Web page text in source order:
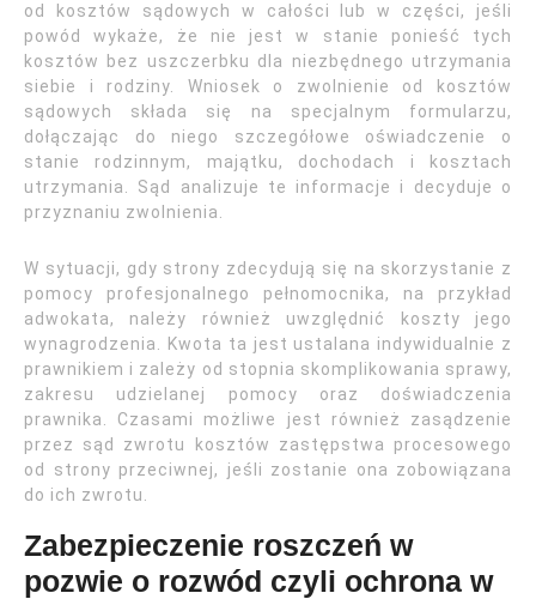
od kosztów sądowych w całości lub w części, jeśli
powód wykaże, że nie jest w stanie ponieść tych
kosztów bez uszczerbku dla niezbędnego utrzymania
siebie i rodziny. Wniosek o zwolnienie od kosztów
sądowych składa się na specjalnym formularzu,
dołączając do niego szczegółowe oświadczenie o
stanie rodzinnym, majątku, dochodach i kosztach
utrzymania. Sąd analizuje te informacje i decyduje o
przyznaniu zwolnienia.
W sytuacji, gdy strony zdecydują się na skorzystanie z
pomocy profesjonalnego pełnomocnika, na przykład
adwokata, należy również uwzględnić koszty jego
wynagrodzenia. Kwota ta jest ustalana indywidualnie z
prawnikiem i zależy od stopnia skomplikowania sprawy,
zakresu udzielanej pomocy oraz doświadczenia
prawnika. Czasami możliwe jest również zasądzenie
przez sąd zwrotu kosztów zastępstwa procesowego
od strony przeciwnej, jeśli zostanie ona zobowiązana
do ich zwrotu.
Zabezpieczenie roszczeń w
pozwie o rozwód czyli ochrona w